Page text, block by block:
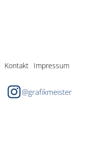
Kontakt Impressum
@grafikmeister